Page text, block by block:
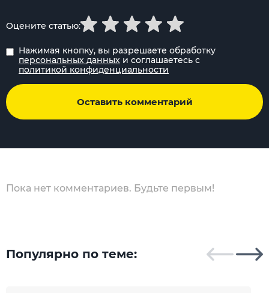
Нажимая кнопку, вы разрешаете обработку
персональных данных и соглашаетесь с
политикой конфиденциальности
Оставить комментарий
Оцените статью:
Пока нет комментариев. Будьте первым!
Популярно по теме: